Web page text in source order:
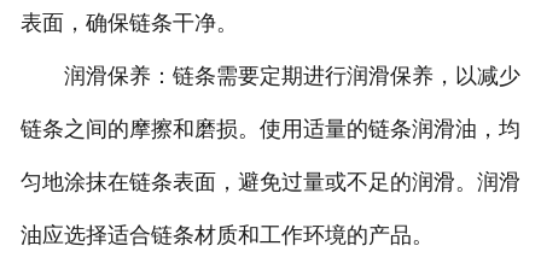
表面，确保链条干净。
润滑保养：链条需要定期进行润滑保养，以减少
链条之间的摩擦和磨损。使用适量的链条润滑油，均
匀地涂抹在链条表面，避免过量或不足的润滑。润滑
油应选择适合链条材质和工作环境的产品。